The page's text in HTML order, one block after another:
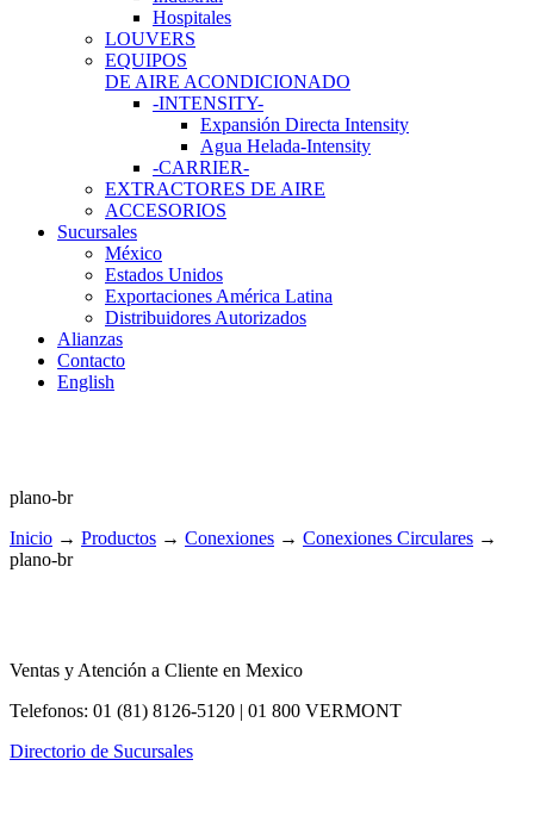
Hospitales
LOUVERS
EQUIPOS
DE AIRE ACONDICIONADO
-INTENSITY-
Expansión Directa Intensity
Agua Helada-Intensity
-CARRIER-
EXTRACTORES DE AIRE
ACCESORIOS
Sucursales
México
Estados Unidos
Exportaciones América Latina
Distribuidores Autorizados
Alianzas
Contacto
English
plano-br
Inicio → Productos → Conexiones → Conexiones Circulares →
plano-br
Ventas y Atención a Cliente en Mexico
Telefonos: 01 (81) 8126-5120 | 01 800 VERMONT
Directorio de Sucursales